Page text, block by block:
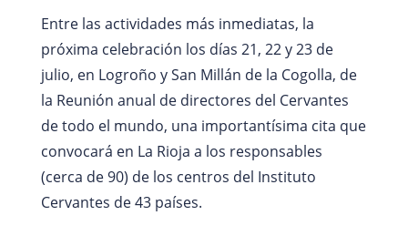
Entre las actividades más inmediatas, la
próxima celebración los días 21, 22 y 23 de
julio, en Logroño y San Millán de la Cogolla, de
la Reunión anual de directores del Cervantes
de todo el mundo, una importantísima cita que
convocará en La Rioja a los responsables
(cerca de 90) de los centros del Instituto
Cervantes de 43 países.